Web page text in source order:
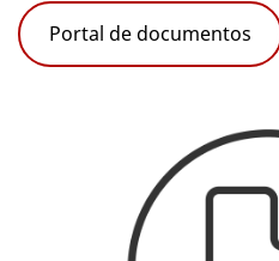
Portal de documentos